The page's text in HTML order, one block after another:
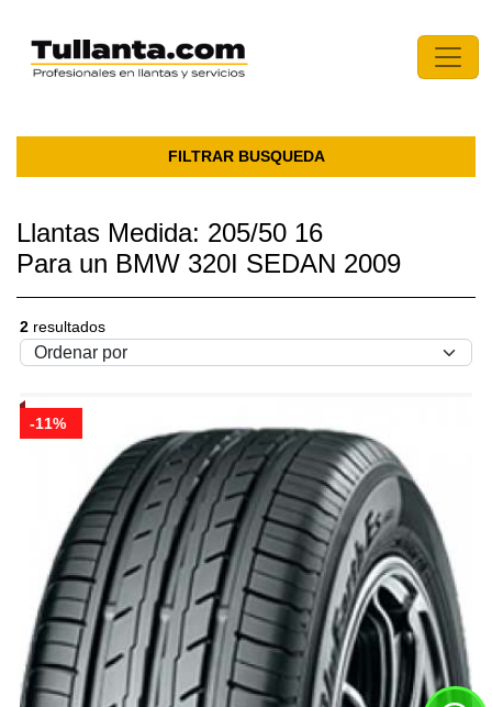
FILTRAR BUSQUEDA
Llantas Medida: 205/50 16
Para un BMW 320I SEDAN 2009
2 resultados
-11%